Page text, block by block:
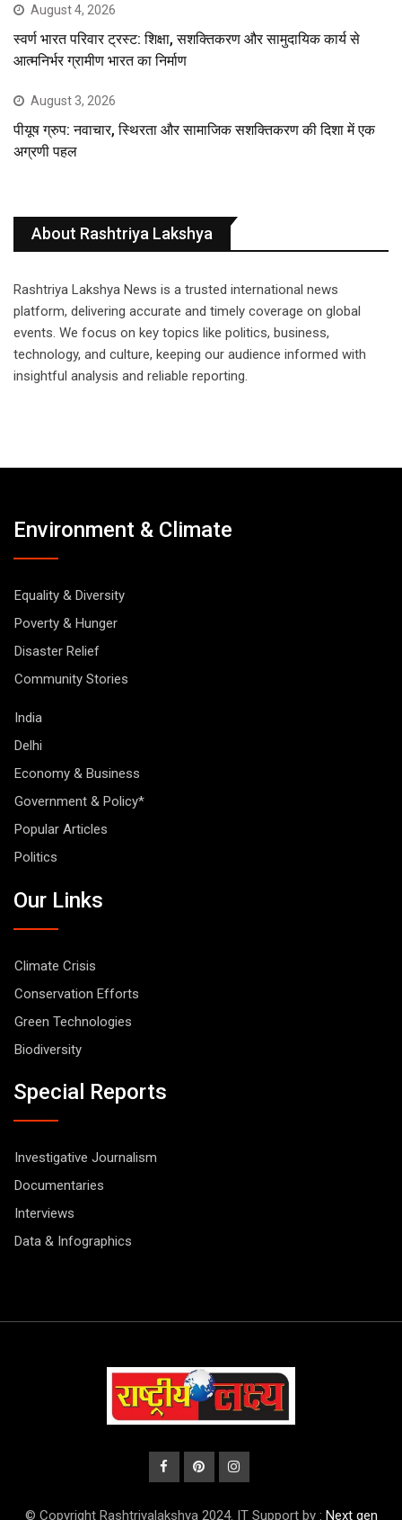
August 4, 2026
स्वर्ण भारत परिवार ट्रस्ट: शिक्षा, सशक्तिकरण और सामुदायिक कार्य से
आत्मनिर्भर ग्रामीण भारत का निर्माण
August 3, 2026
पीयूष ग्रुप: नवाचार, स्थिरता और सामाजिक सशक्तिकरण की दिशा में एक
अग्रणी पहल
About Rashtriya Lakshya
Rashtriya Lakshya News is a trusted international news
platform, delivering accurate and timely coverage on global
events. We focus on key topics like politics, business,
technology, and culture, keeping our audience informed with
insightful analysis and reliable reporting.
Environment & Climate
Equality & Diversity
Poverty & Hunger
Disaster Relief
Community Stories
India
Delhi
Economy & Business
Government & Policy*
Popular Articles
Politics
Our Links
Climate Crisis
Conservation Efforts
Green Technologies
Biodiversity
Special Reports
Investigative Journalism
Documentaries
Interviews
Data & Infographics
© Copyright Rashtriyalakshya 2024. IT Support by : Next gen